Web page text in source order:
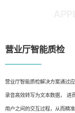
营业厅智能质检
营业厅智能质检解决方案通过
录音高效转写为文本数据， 进
用户之间的交互过程，从而精